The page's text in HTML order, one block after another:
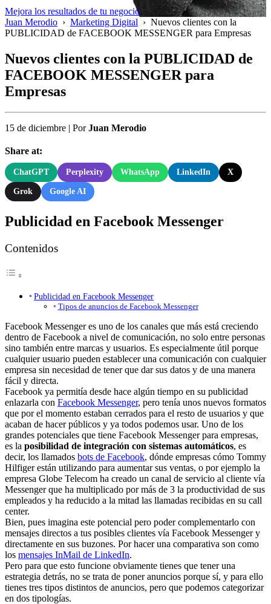
Mejora los resultados de tu negocio
Juan Merodio › Marketing Digital › Nuevos clientes con la
PUBLICIDAD de FACEBOOK MESSENGER para Empresas
Nuevos clientes con la PUBLICIDAD de
FACEBOOK MESSENGER para
Empresas
15 de diciembre | PorJuan Merodio
Share at:
ChatGPT Perplexity WhatsApp LinkedIn X
Grok Google AI
Publicidad en Facebook Messenger
Contenidos
Publicidad en Facebook Messenger
Tipos de anuncios de Facebook Messenger
Facebook Messenger es uno de los canales que más está creciendo
dentro de Facebook a nivel de comunicación, no solo entre personas
sino también entre marcas y usuarios. Es especialmente útil porque
cualquier usuario pueden establecer una comunicación con cualquier
empresa sin necesidad de tener que dar sus datos y de una manera
fácil y directa.
Facebook ya permitía desde hace algún tiempo en su publicidad
enlazarla con Facebook Messenger, pero tenía unos nuevos formatos
que por el momento estaban cerrados para el resto de usuarios y que
acaban de hacer públicos y ya todos podemos usar. Uno de los
grandes potenciales que tiene Facebook Messenger para empresas,
es la posibilidad de integración con sistemas automáticos, es
decir, los llamados bots de Facebook, dónde empresas cómo Tommy
Hilfiger están utilizando para aumentar sus ventas, o por ejemplo la
empresa Globe Telecom ha creado un canal de servicio al cliente vía
Messenger que ha multiplicado por más de 3 la productividad de sus
empleados y ha reducido a la mitad las llamadas recibidas en su call
center.
Bien, pues imagina este potencial pero poder complementarlo con
mensajes directos a tus posibles clientes vía Facebook Messenger y
directamente en sus buzones. Por hacer una comparativa son como
los mensajes InMail de LinkedIn.
Pero para que esto funcione obviamente tienes que tener una
estrategia detrás, no se trata de poner anuncios porque sí, y para ello
tienes tres tipos distintos de anuncios, pero que podemos categorizar
en dos tipologías.